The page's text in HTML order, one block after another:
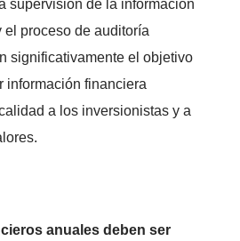
supervisión de la información
el proceso de auditoría
significativamente el objetivo
información financiera
a los inversionistas y a
anuales deben ser